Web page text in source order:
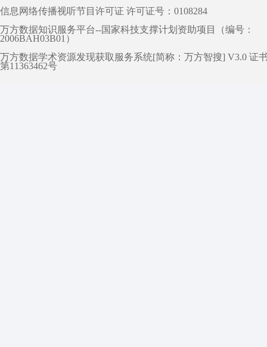
信息网络传播视听节目许可证 许可证号：0108284
万方数据知识服务平台--国家科技支撑计划资助项目（编号：
2006BAH03B01）
万方数据学术资源发现获取服务系统[简称：万方智搜] V3.0 证
第11363462号